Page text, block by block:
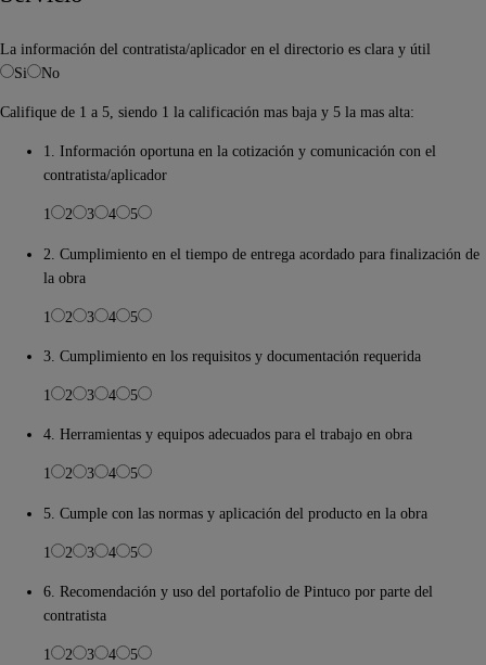
La información del contratista/aplicador en el directorio es clara y útil
Si
No
Califique de 1 a 5, siendo 1 la calificación mas baja y 5 la mas alta:
1. Información oportuna en la cotización y comunicación con el
contratista/aplicador
1 2 3 4 5
2. Cumplimiento en el tiempo de entrega acordado para finalización de
la obra
1 2 3 4 5
3. Cumplimiento en los requisitos y documentación requerida
1 2 3 4 5
4. Herramientas y equipos adecuados para el trabajo en obra
1 2 3 4 5
5. Cumple con las normas y aplicación del producto en la obra
1 2 3 4 5
6. Recomendación y uso del portafolio de Pintuco por parte del
contratista
1 2 3 4 5